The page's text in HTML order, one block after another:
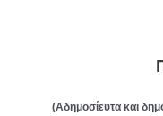
(Αδημοσίευτα και